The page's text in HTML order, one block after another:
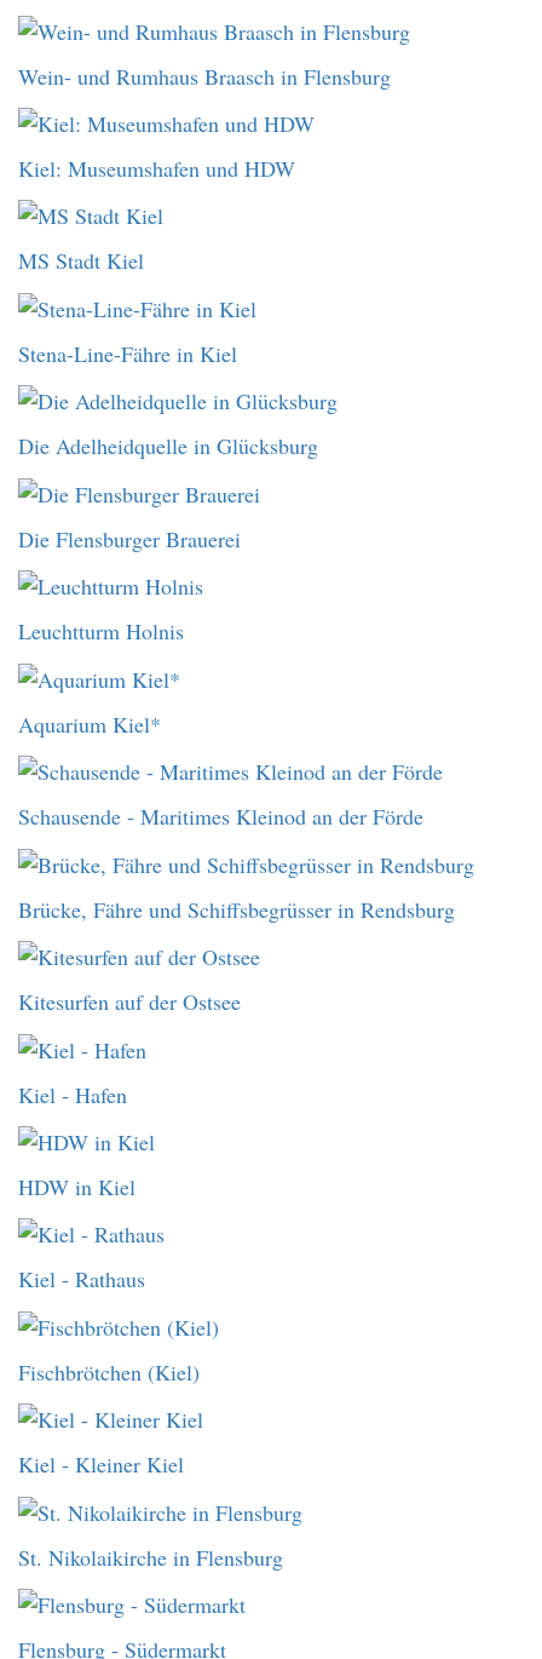
Wein- und Rumhaus Braasch in Flensburg
Kiel: Museumshafen und HDW
MS Stadt Kiel
Stena-Line-Fähre in Kiel
Die Adelheidquelle in Glücksburg
Die Flensburger Brauerei
Leuchtturm Holnis
Aquarium Kiel*
Schausende - Maritimes Kleinod an der Förde
Brücke, Fähre und Schiffsbegrüsser in Rendsburg
Kitesurfen auf der Ostsee
Kiel - Hafen
HDW in Kiel
Kiel - Rathaus
Fischbrötchen (Kiel)
Kiel - Kleiner Kiel
St. Nikolaikirche in Flensburg
Flensburg - Südermarkt